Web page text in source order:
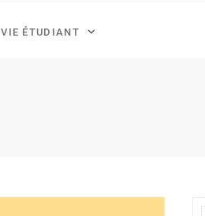
VIE ÉTUDIANT